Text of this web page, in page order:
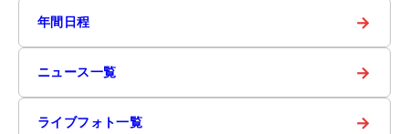
年間日程 →
ニュース一覧 →
ライブフォト一覧 →